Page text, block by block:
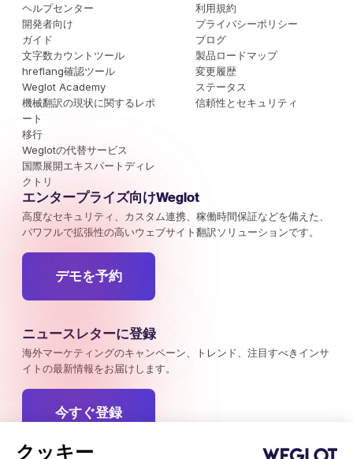
クッキー
ヘルプセンター
開発者向け
ガイド
文字数カウントツール
hreflang確認ツール
Weglot Academy
機械翻訳の現状に関するレポ
ート
移行
Weglotの代替サービス
国際展開エキスパートディレ
クトリ
利用規約
プライバシーポリシー
ブログ
製品ロードマップ
変更履歴
ステータス
信頼性とセキュリティ
エンタープライズ向けWeglot
高度なセキュリティ、カスタム連携、稼働時間保証などを備えた、
パワフルで拡張性の高いウェブサイト翻訳ソリューションです。
デモを予約
ニュースレターに登録
海外マーケティングのキャンペーン、トレンド、注目すべきインサ
イトの最新情報をお届けします。
今すぐ登録